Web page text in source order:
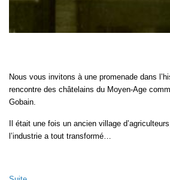
Nous vous invitons à une promenade dans
rencontre des châtelains du Moyen-Age
Gobain.
Il était une fois un ancien village
l’industrie a tout transformé…